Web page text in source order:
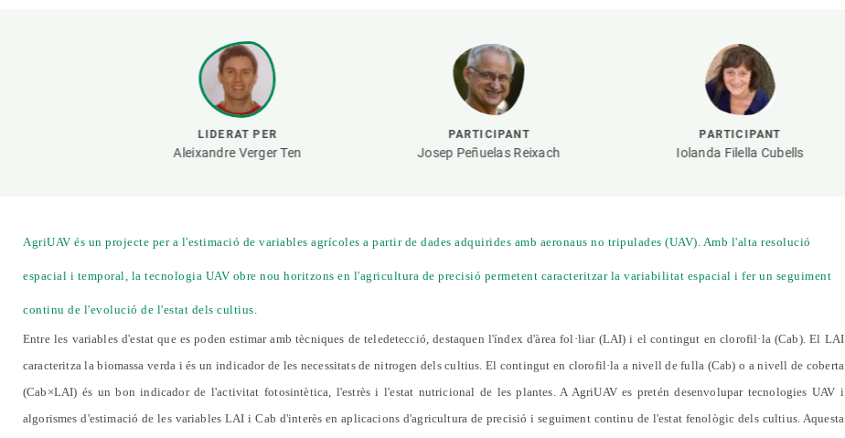
LIDERAT PER
Aleixandre Verger Ten
PARTICIPANT
Josep Peñuelas Reixach
PARTICIPANT
Iolanda Filella Cubells
AgriUAV és un projecte per a l'estimació de variables agrícoles a partir de dades adquirides amb aeronaus no tripulades (UAV). Amb l'alta resolució
espacial i temporal, la tecnologia UAV obre nou horitzons en l'agricultura de precisió permetent caracteritzar la variabilitat espacial i fer un seguiment
continu de l'evolució de l'estat dels cultius.
Entre les variables d'estat que es poden estimar amb tècniques de teledetecció, destaquen l'índex d'àrea fol·liar (LAI) i el contingut en clorofil·la (Cab). El LAI
caracteritza la biomassa verda i és un indicador de les necessitats de nitrogen dels cultius. El contingut en clorofil·la a nivell de fulla (Cab) o a nivell de coberta
(Cab×LAI) és un bon indicador de l'activitat fotosintètica, l'estrès i l'estat nutricional de les plantes. A AgriUAV es pretén desenvolupar tecnologies UAV i
algorismes d'estimació de les variables LAI i Cab d'interès en aplicacions d'agricultura de precisió i seguiment continu de l'estat fenològic dels cultius. Aquesta
Equitat, Diversitat i Inclusió (EDI)
Ciència oberta i gestió del coneixement
Segell de bones pràctiques HRS4R
Un lloc on créixer
Desenvolupament de carrera
Seminaris i activitats internes